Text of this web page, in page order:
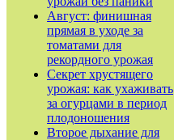
Август: финишная
прямая в уходе за
томатами для
рекордного урожая
Секрет хрустящего
урожая: как ухаживать
за огурцами в период
плодоношения
Второе дыхание для